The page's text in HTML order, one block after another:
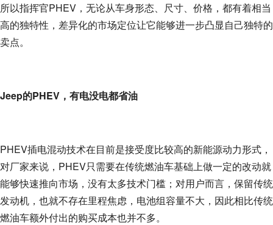
所以指挥官PHEV，无论从车身形态、尺寸、价格，都有着相当
高的独特性，差异化的市场定位让它能够进一步凸显自己独特的
卖点。
Jeep的PHEV，有电没电都省油
PHEV插电混动技术在目前是接受度比较高的新能源动力形式，
对厂家来说，PHEV只需要在传统燃油车基础上做一定的改动就
能够快速推向市场，没有太多技术门槛；对用户而言，保留传统
发动机，也就不存在里程焦虑，电池组容量不大，因此相比传统
燃油车额外付出的购买成本也并不多。